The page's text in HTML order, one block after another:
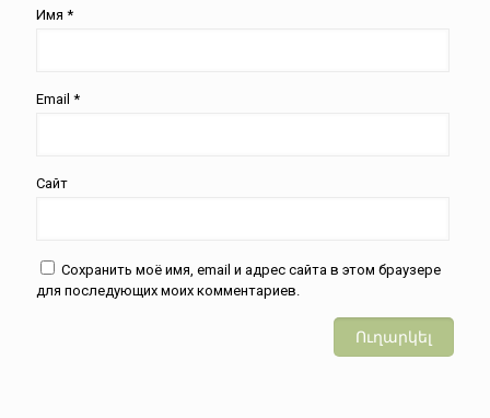
Имя *
Email *
Сайт
Сохранить моё имя, email и адрес сайта в этом браузере
для последующих моих комментариев.